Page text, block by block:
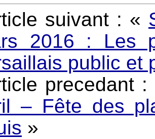
suivant : «
2016 : Les
public et
precedant :
– Fête des
»